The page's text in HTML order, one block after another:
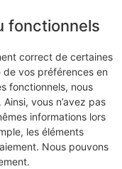
fonctionnels
correct de certaines
vos préférences en
fonctionnels, nous
vous n’avez pas
informations lors
les éléments
Nous pouvons